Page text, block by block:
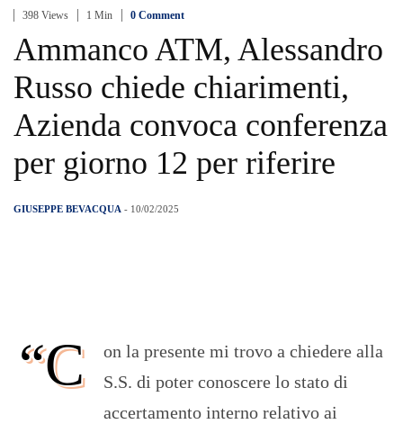
398 Views 1 Min 0 Comment
Ammanco ATM, Alessandro
Russo chiede chiarimenti,
Azienda convoca conferenza
per giorno 12 per riferire
GIUSEPPE BEVACQUA - 10/02/2025
“C
on la presente mi trovo a chiedere alla
S.S. di poter conoscere lo stato di
accertamento interno relativo ai